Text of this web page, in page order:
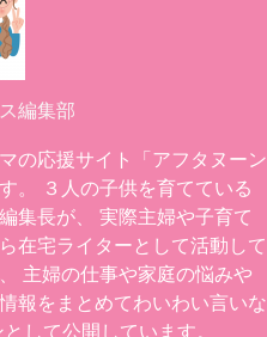
編集部
の応援サイト「アフタヌーン
。 ３人の子供を育てている
集長が、 実際主婦や子育て
在宅ライターとして活動して
主婦の仕事や家庭の悩みや
報をまとめてわいわい言いな
して公開しています。